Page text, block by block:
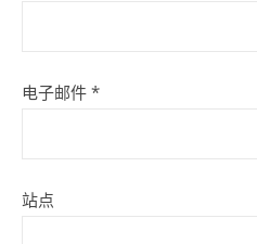
电子邮件 *
站点